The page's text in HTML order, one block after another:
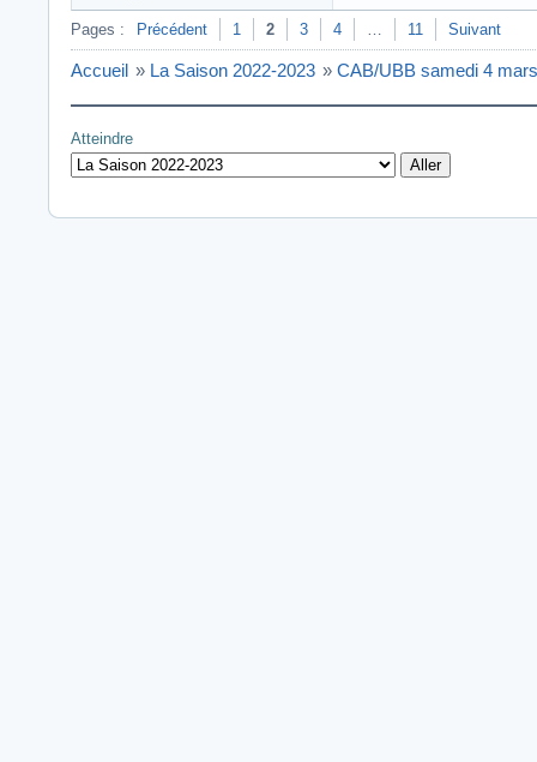
Pages : Précédent 1 2 3 4 11 Suivant
Accueil » La Saison 2022-2023 » CAB/UBB samedi 4
Atteindre